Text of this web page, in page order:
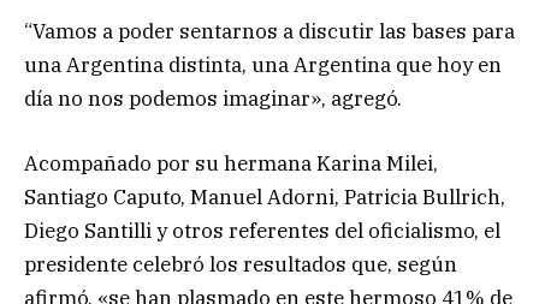
“Vamos a poder sentarnos a discutir las bases para
una Argentina distinta, una Argentina que hoy en
día no nos podemos imaginar», agregó.
Acompañado por su hermana Karina Milei,
Santiago Caputo, Manuel Adorni, Patricia Bullrich,
Diego Santilli y otros referentes del oficialismo, el
presidente celebró los resultados que, según
afirmó, «se han plasmado en este hermoso 41% de